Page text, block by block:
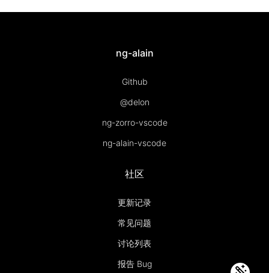
ng-alain
Github
@delon
ng-zorro-vscode
ng-alain-vscode
社区
更新记录
常见问题
讨论列表
报告 Bug